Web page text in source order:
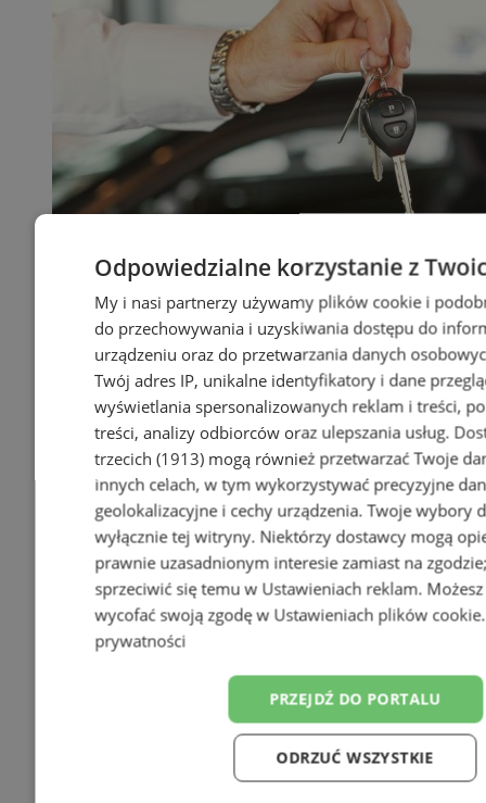
Odpowiedzialne korzystanie z
My i nasi partnerzy używamy plików cookie i
do przechowywania i uzyskiwania dostępu do
urządzeniu oraz do przetwarzania danych
Twój adres IP, unikalne identyfikatory i dane
wyświetlania spersonalizowanych reklam i treści,
treści, analizy odbiorców oraz ulepszania usług.
trzecich (1913) mogą również przetwarzać Twoje
innych celach, w tym wykorzystywać precyzyjne
geolokalizacyjne i cechy urządzenia. Twoje wybory
wyłącznie tej witryny. Niektórzy dostawcy mogą
prawnie uzasadnionym interesie zamiast na
sprzeciwić się temu w Ustawieniach reklam.
wycofać swoją zgodę w Ustawieniach plików cookie
prywatności
PRZEJDŹ DO PORTALU
ODRZUĆ WSZYSTKIE